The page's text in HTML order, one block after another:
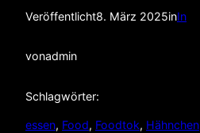
Veröffentlicht8. März 2025inIn
vonadmin
Schlagwörter:
essen, Food, Foodtok, Hähnchen